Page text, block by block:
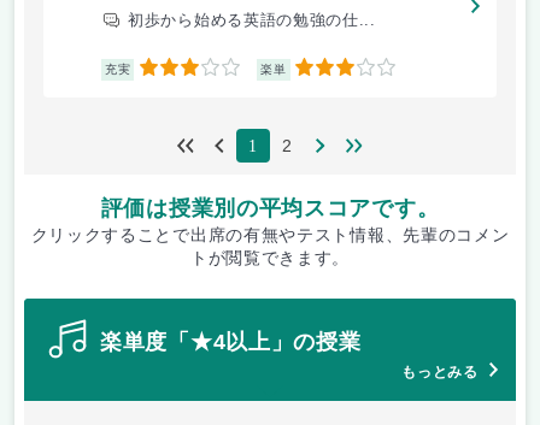
初歩から始める英語の勉強の仕...
充実 3 楽単 3
1 2
評価は授業別の平均スコアです。
クリックすることで出席の有無やテスト情報、先輩のコメン
トが閲覧できます。
楽単度「★4以上」の授業
もっとみる